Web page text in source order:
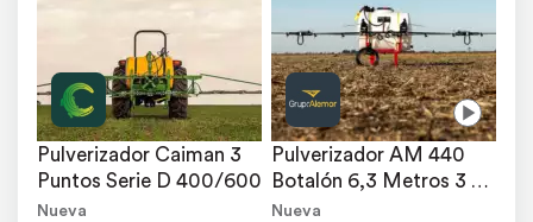
Pulverizador Caiman 3
Puntos Serie D 400/600
Nueva
Pulverizador AM 440
Botalón 6,3 Metros 3
Puntos
Nueva